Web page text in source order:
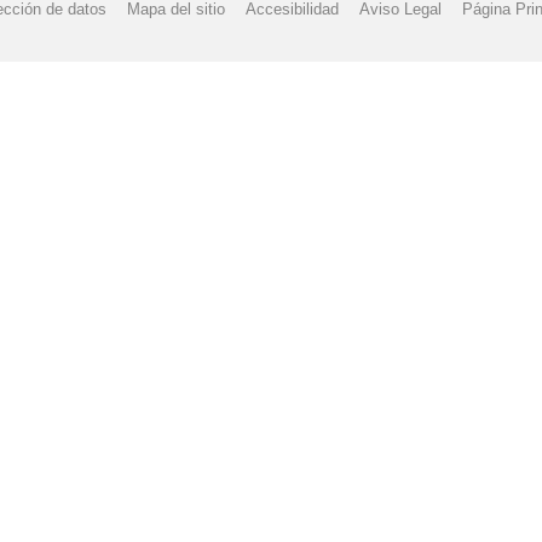
de datos Mapa del sitio Accesibilidad Aviso Legal Página